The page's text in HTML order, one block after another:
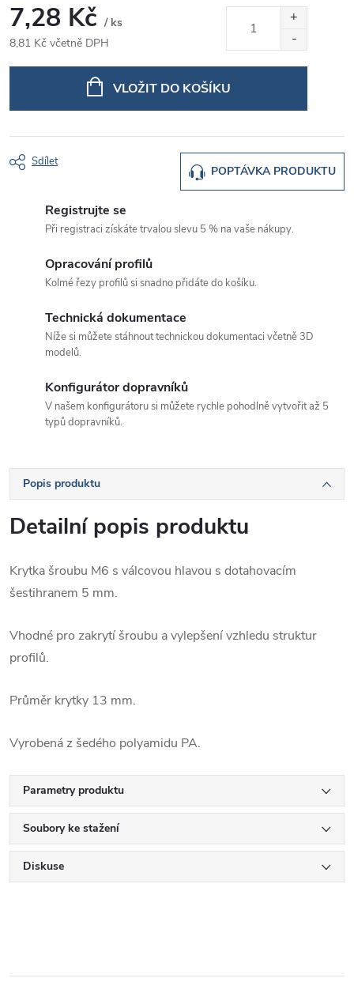
7,28 Kč / ks
8,81 Kč včetně DPH
VLOŽIT DO KOŠÍKU
POPTÁVKA PRODUKTU
Sdílet
Registrujte se
Při registraci získáte trvalou slevu 5 % na vaše nákupy.
Opracování profilů
Kolmé řezy profilů si snadno přidáte do košíku.
Technická dokumentace
Níže si můžete stáhnout technickou dokumentaci včetně 3D
modelů.
Konfigurátor dopravníků
V našem konfigurátoru si můžete rychle pohodlně vytvořit až 5
typů dopravníků.
Popis produktu
Detailní popis produktu
Krytka šroubu M6 s válcovou hlavou s dotahovacím
šestihranem 5 mm.
Vhodné pro zakrytí šroubu a vylepšení vzhledu struktur
profilů.
Průměr krytky 13 mm.
Vyrobená z šedého polyamidu PA.
Parametry produktu
Soubory ke stažení
Diskuse